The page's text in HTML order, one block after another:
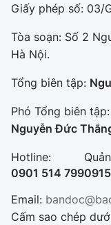
Giấy phép số: 03/
Tòa soạn: Số 2
Hà Nội.
Tổng biên tập:
Phó Tổng biên tập:
Nguyễn Đức
Hotline:
0901 514 799
Email:
Cấm sao chép